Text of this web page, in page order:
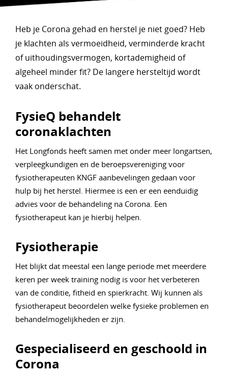
Heb je Corona gehad en herstel je niet goed? Heb
je klachten als vermoeidheid, verminderde kracht
of uithoudingsvermogen, kortademigheid of
algeheel minder fit? De langere hersteltijd wordt
vaak onderschat.
FysieQ behandelt
coronaklachten
Het Longfonds heeft samen met onder meer longartsen,
verpleegkundigen en de beroepsvereniging voor
fysiotherapeuten KNGF aanbevelingen gedaan voor
hulp bij het herstel. Hiermee is een er een eenduidig
advies voor de behandeling na Corona. Een
fysiotherapeut kan je hierbij helpen.
Fysiotherapie
Het blijkt dat meestal een lange periode met meerdere
keren per week training nodig is voor het verbeteren
van de conditie, fitheid en spierkracht. Wij kunnen als
fysiotherapeut beoordelen welke fysieke problemen en
behandelmogelijkheden er zijn.
Gespecialiseerd en geschoold in
Corona